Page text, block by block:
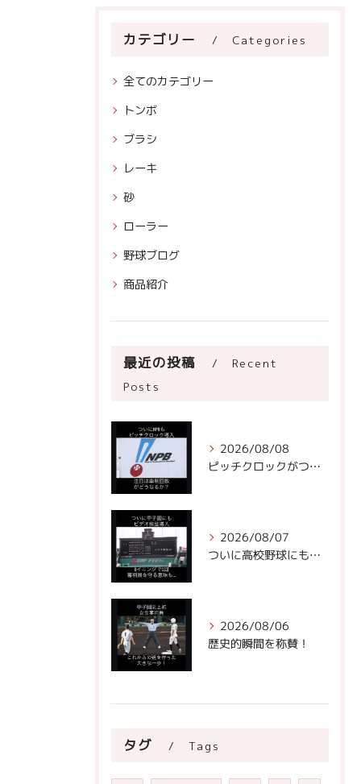
カテゴリー Categories
全てのカテゴリー
トンボ
ブラシ
レーキ
砂
ローラー
野球ブログ
商品紹介
最近の投稿
Recent
Posts
2026/08/08
ピッチクロックがついにNPBに!
2026/08/07
ついに高校野球にもビデオ判定が！
2026/08/06
歴史的瞬間を称賛！
タグ Tags